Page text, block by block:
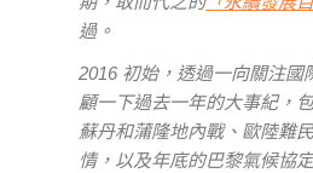
過。
2016 初始，透過一向關注國
顧一下過去一年的大事紀，
蘇丹和蒲隆地內戰、歐陸難
情，以及年底的巴黎氣候協